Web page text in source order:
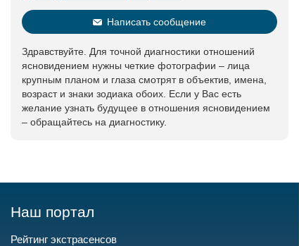
Написать сообщение
Здравствуйте. Для точной диагностики отношений
ясновидением нужны четкие фотографии – лица
крупным планом и глаза смотрят в объектив, имена,
возраст и знаки зодиака обоих. Если у Вас есть
желание узнать будущее в отношения ясновидением
– обращайтесь на диагностику.
Наш портал
Рейтинг экстрасенсов